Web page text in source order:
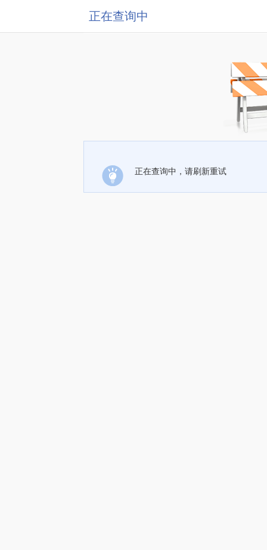
正在查询中
正在查询中，请刷新重试